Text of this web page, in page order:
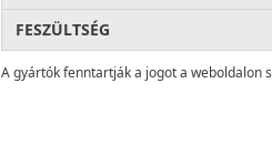
FESZÜLTSÉG
A gyártók fenntartják a jogot a weboldalon